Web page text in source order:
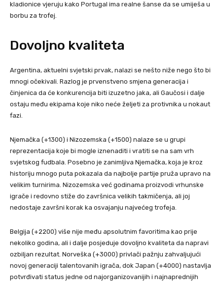
kladionice vjeruju kako Portugal ima realne šanse da se umiješa u
borbu za trofej.
Dovoljno kvaliteta
Argentina, aktuelni svjetski prvak, nalazi se nešto niže nego što bi
mnogi očekivali. Razlog je prvenstveno smjena generacija i
činjenica da će konkurencija biti izuzetno jaka, ali Gaučosi i dalje
ostaju među ekipama koje niko neće željeti za protivnika u nokaut
fazi.
Njemačka (+1300) i Nizozemska (+1500) nalaze se u grupi
reprezentacija koje bi mogle iznenaditi i vratiti se na sam vrh
svjetskog fudbala. Posebno je zanimljiva Njemačka, koja je kroz
historiju mnogo puta pokazala da najbolje partije pruža upravo na
velikim turnirima. Nizozemska već godinama proizvodi vrhunske
igrače i redovno stiže do završnica velikih takmičenja, ali joj
nedostaje završni korak ka osvajanju najvećeg trofeja.
Belgija (+2200) više nije među apsolutnim favoritima kao prije
nekoliko godina, ali i dalje posjeduje dovoljno kvaliteta da napravi
ozbiljan rezultat. Norveška (+3000) privlači pažnju zahvaljujući
novoj generaciji talentovanih igrača, dok Japan (+4000) nastavlja
potvrđivati status jedne od najorganizovanijih i najnaprednijih